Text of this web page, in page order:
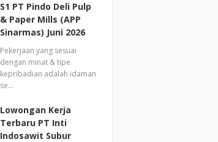
S1 PT Pindo Deli Pulp
& Paper Mills (APP
Sinarmas) Juni 2026
Pekerjaan yang sesuai
dengan minat & tipe
kepribadian adalah idaman
se…
Lowongan Kerja
Terbaru PT Inti
Indosawit Subur